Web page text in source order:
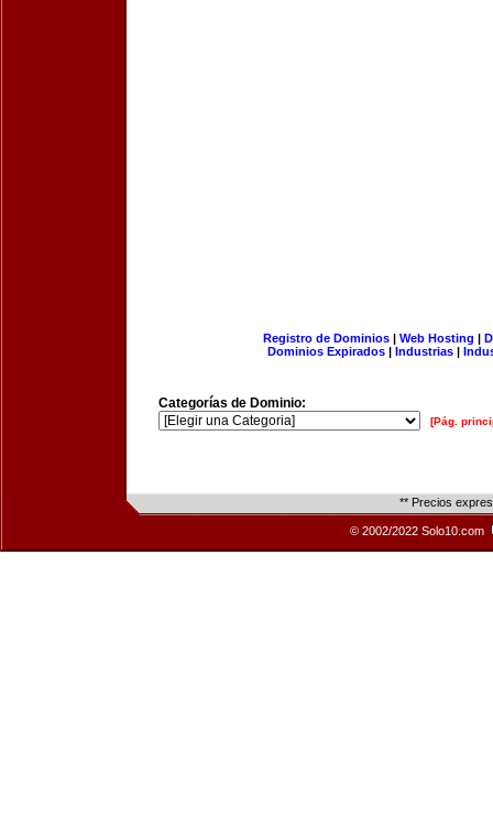
Registro de Dominios| Web Hosting |
Dominios Expirados | Industrias |
Categorías de Dominio:
[Pág.
** Precios
© 2002/2022 Solo10.com